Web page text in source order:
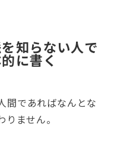
知らない人で
に書く
間であればなんとな
ません。